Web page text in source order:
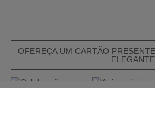
OFEREÇA UM CARTÃO
ELEGANTE